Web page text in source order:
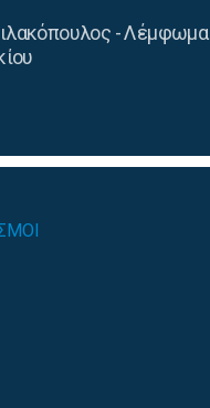
- Λέμφωμα